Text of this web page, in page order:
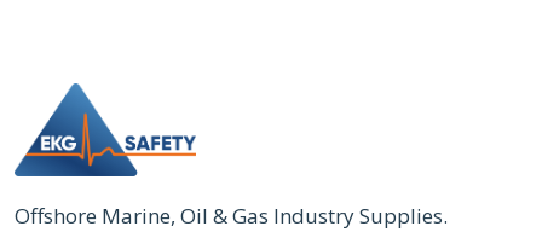
Offshore Marine, Oil & Gas Industry Supplies.